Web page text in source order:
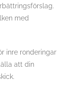
med
inre ronderingar
att din